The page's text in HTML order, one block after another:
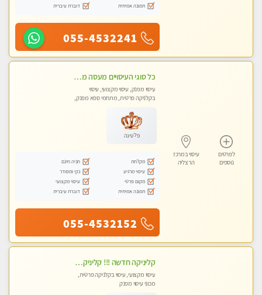
תמונה אמיתית
דוברת עיברית
055-4532241
לפרטים
נוספים
עיסוי במרכז
הרצליה
כל סוגי העיסויים מעסה מקצועית ואיכותית פרטי!!!טל-053-6214433
עיסוי מפנק, עיסוי מקצועי, עיסוי
בקלניקה פרטית, מתחמי ספא מפנק,
פלטינה
מקלחת
חניה חינם
עיסוי מרגיע
נקי ומסודר
מקום פרטי
עיסוי מקצועי
תמונה אמיתית
דוברת עיברית
055-4532152
קליניקה חדשה !!! קליניקה פרטית ואיכותית במיוחד בהרצליה
עיסוי מקצועי, עיסוי בקלניקה פרטית,
מכוני עיסוי מפנק